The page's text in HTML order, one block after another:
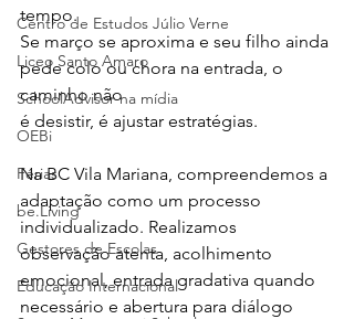
Centro de Estudos Júlio Verne
Liceo Santo Amaro
SchoolAdvisor na mídia
OEBi
Férias
be.Living
Gestores de Escolas
Educação Internacional
tempo.
Se março se aproxima e seu filho ainda
pede colo ou chora na entrada, o
caminho não
é desistir, é ajustar estratégias.
Na BC Vila Mariana, compreendemos a
adaptação como um processo
individualizado. Realizamos
observação atenta, acolhimento
emocional, entrada gradativa quando
necessário e abertura para diálogo